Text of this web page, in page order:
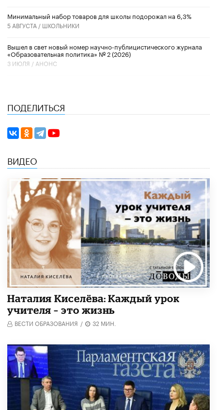
Минимальный набор товаров для школы подорожал на 6,3%
5 АВГУСТА / ШКОЛЬНИКИ
Вышел в свет новый номер научно-публицистического журнала
«Образовательная политика» № 2 (2026)
3 ИЮЛЯ / АНОНС
ПОДЕЛИТЬСЯ
ВИДЕО
Наталия Киселёва: Каждый урок
учителя – это жизнь
ВЕСТИ ОБРАЗОВАНИЯ / 32 МИН.